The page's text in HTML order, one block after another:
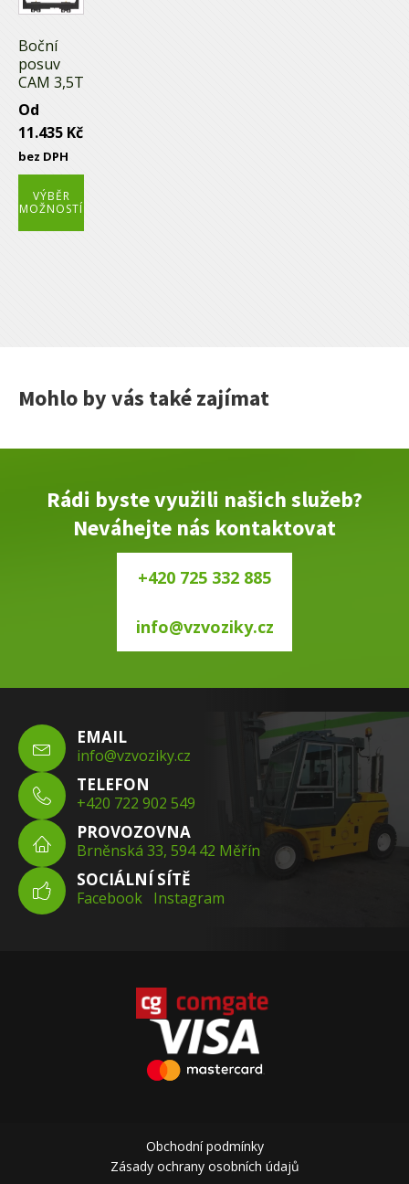
Boční
posuv
CAM 3,5T
Od
11.435 Kč
bez DPH
VÝBĚR
MOŽNOSTÍ
has
multiple
variants.
The
options
may
be
chosen
on
the
Mohlo by vás také zajímat
Rádi byste využili našich služeb?
Neváhejte nás kontaktovat
+420 725 332 885
info@vzvoziky.cz
EMAIL
info@vzvoziky.cz
TELEFON
+420 722 902 549
PROVOZOVNA
Brněnská 33, 594 42 Měřín
SOCIÁLNÍ SÍTĚ
Facebook Instagram
Obchodní podmínky
Zásady ochrany osobních údajů